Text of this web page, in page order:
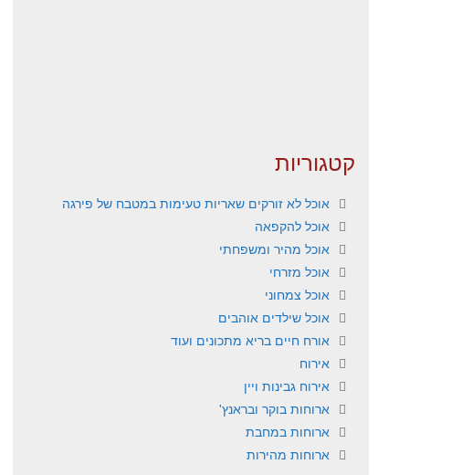
קטגוריות
אוכל לא זורקים שאריות טעימות במטבח של פירגה
אוכל להקפאה
אוכל מהיר ומשפחתי
אוכל מזרחי
אוכל צמחוני
אוכל שילדים אוהבים
אורח חיים בריא מתכונים ועוד
אירוח
אירוח גבינות ויין
ארוחות בוקר ובראנץ'
ארוחות במחבת
ארוחות מהירות